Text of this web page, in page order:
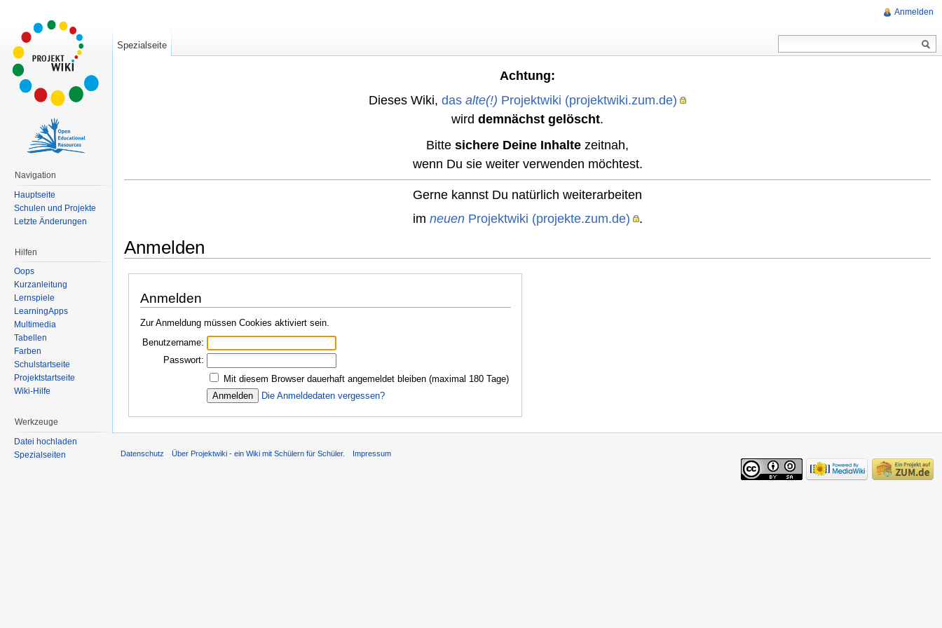
Achtung:
Dieses Wiki, das alte(!) Projektwiki (projektwiki.zum.de)
wird demnächst gelöscht.
Bitte sichere Deine Inhalte zeitnah,
wenn Du sie weiter verwenden möchtest.
Gerne kannst Du natürlich weiterarbeiten
im neuenProjektwiki (projekte.zum.de) .
Anmelden
Anmelden
Zur Anmeldung müssen Cookies aktiviert sein.
Benutzername:
Passwort:
Mit diesem Browser dauerhaft angemeldet bleiben (maximal 180 Tage)
Die Anmeldedaten vergessen?
Anmelden
Spezialseite
Navigation
Hauptseite
Schulen und Projekte
Letzte Änderungen
Hilfen
Oops
Kurzanleitung
Lernspiele
LearningApps
Multimedia
Tabellen
Farben
Schulstartseite
Projektstartseite
Wiki-Hilfe
Werkzeuge
Datei hochladen
Spezialseiten
Datenschutz Über Projektwiki - ein Wiki mit Schülern für Schüler. Impressum